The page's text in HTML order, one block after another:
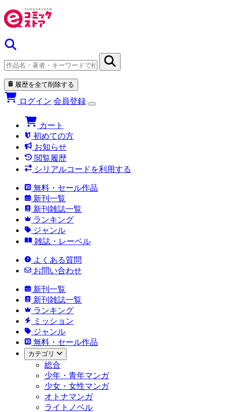
履歴を全て削除する
ログイン 会員登録
カート
初めての方
お知らせ
閲覧履歴
シリアルコードを利用する
無料・セール作品
新刊一覧
新刊雑誌一覧
ランキング
ジャンル
雑誌・レーベル
よくある質問
お問い合わせ
新刊一覧
新刊雑誌一覧
ランキング
ミッション
ジャンル
無料・セール作品
カテゴリ
総合
少年・青年マンガ
少女・女性マンガ
オトナマンガ
ライトノベル